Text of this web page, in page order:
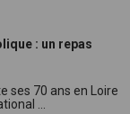
: un repas
ses 70 ans en Loire
...